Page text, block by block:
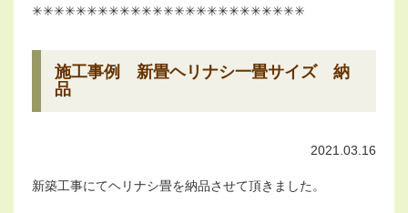
✳︎✳︎✳︎✳︎✳︎✳︎✳︎✳︎✳︎✳︎✳︎✳︎✳︎✳︎✳︎✳︎✳︎✳︎✳︎✳︎✳︎✳︎✳︎✳︎✳︎
施工事例 新畳ヘリナシ一畳サイズ 納
品
2021.03.16
新築工事にてヘリナシ畳を納品させて頂きました。